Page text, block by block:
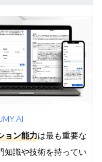
ョン能力は最も重要な
知識や技術を持ってい